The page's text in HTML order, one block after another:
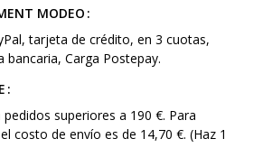
MODEO
tarjeta de crédito, en 3 cuotas,
bancaria, Carga Postepay.
superiores a 190 €. Para
costo de envío es de 14,70 €. (Haz 1